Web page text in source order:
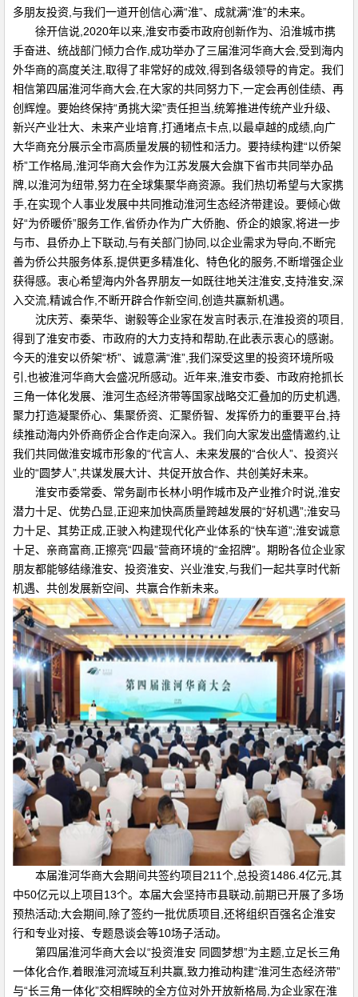
多朋友投资,与我们一道开创信心满“淮”、成就满“淮”的未来。
徐开信说,2020年以来,淮安市委市政府创新作为、沿淮城市携
手奋进、统战部门倾力合作,成功举办了三届淮河华商大会,受到海内
外华商的高度关注,取得了非常好的成效,得到各级领导的肯定。我们
相信第四届淮河华商大会,在大家的共同努力下,一定会再创佳绩、再
创辉煌。要始终保持“勇挑大梁”责任担当,统筹推进传统产业升级、
新兴产业壮大、未来产业培育,打通堵点卡点,以最卓越的成绩,向广
大华商充分展示全市高质量发展的韧性和活力。要持续构建“以侨架
桥”工作格局,淮河华商大会作为江苏发展大会旗下省市共同举办品
牌,以淮河为纽带,努力在全球集聚华商资源。我们热切希望与大家携
手,在实现个人事业发展中共同推动淮河生态经济带建设。要倾心做
好“为侨暖侨”服务工作,省侨办作为广大侨胞、侨企的娘家,将进一步
与市、县侨办上下联动,与有关部门协同,以企业需求为导向,不断完
善为侨公共服务体系,提供更多精准化、特色化的服务,不断增强企业
获得感。衷心希望海内外各界朋友一如既往地关注淮安,支持淮安,深
入交流,精诚合作,不断开辟合作新空间,创造共赢新机遇。
沈庆芳、秦荣华、谢毅等企业家在发言时表示,在淮投资的项目,
得到了淮安市委、市政府的大力支持和帮助,在此表示衷心的感谢。
今天的淮安以侨架“桥”、诚意满“淮”,我们深受这里的投资环境所吸
引,也被淮河华商大会盛况所感动。近年来,淮安市委、市政府抢抓长
三角一体化发展、淮河生态经济带等国家战略交汇叠加的历史机遇,
聚力打造凝聚侨心、集聚侨资、汇聚侨智、发挥侨力的重要平台,持
续推动海内外侨商侨企合作走向深入。我们向大家发出盛情邀约,让
我们共同做淮安城市形象的“代言人、未来发展的“合伙人”、投资兴
业的“圆梦人”,共谋发展大计、共促开放合作、共创美好未来。
淮安市委常委、常务副市长林小明作城市及产业推介时说,淮安
潜力十足、优势凸显,正迎来加快高质量跨越发展的“好机遇”;淮安马
力十足、其势正成,正驶入构建现代化产业体系的“快车道”;淮安诚意
十足、亲商富商,正擦亮“四最”营商环境的“金招牌”。期盼各位企业家
朋友都能够结缘淮安、投资淮安、兴业淮安,与我们一起共享时代新
机遇、共创发展新空间、共赢合作新未来。
本届淮河华商大会期间共签约项目211个,总投资1486.4亿元,其
中50亿元以上项目13个。本届大会坚持市县联动,前期已开展了多场
预热活动;大会期间,除了签约一批优质项目,还将组织百强名企淮安
行和专业对接、专题恳谈会等10场子活动。
第四届淮河华商大会以“投资淮安 同圆梦想”为主题,立足长三角
一体化合作,着眼淮河流域互利共赢,致力推动构建“淮河生态经济带”
与“长三角一体化”交相辉映的全方位对外开放新格局,为企业家在淮